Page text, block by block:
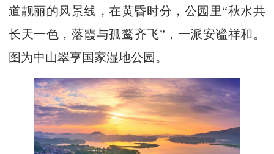
道靓丽的风景线，在黄昏时分，公园里“秋水共
长天一色，落霞与孤鹜齐飞”，一派安谧祥和。
图为中山翠亨国家湿地公园。